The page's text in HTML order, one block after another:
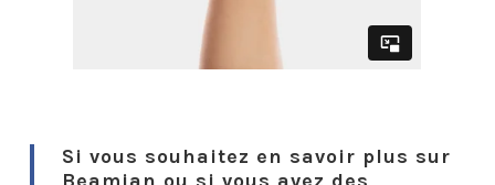
Si vous souhaitez en savoir plus sur